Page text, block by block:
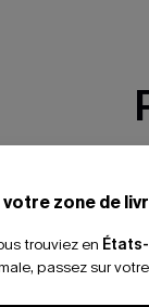
zone de
trouviez en
passez sur